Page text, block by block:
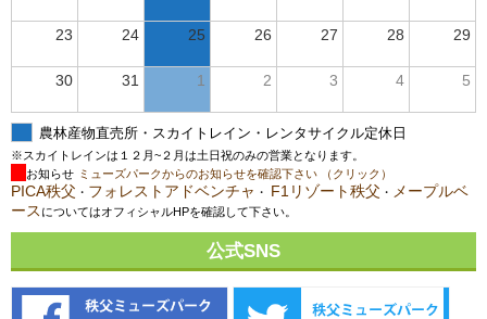
23 24 25 26 27 28 29
30 31 1 2 3 4 5
農林産物直売所・スカイトレイン・レンタサイクル定休日
※スカイトレインは１２月~２月は土日祝のみの営業となります。
お知らせ ミューズパークからのお知らせを確認下さい （クリック）
PICA秩父 ・ フォレストアドベンチャ ・ F1リゾート秩父 ・ メープルベ
ース についてはオフィシャルHPを確認して下さい。
公式SNS